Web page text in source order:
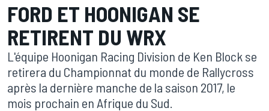
FORD ET HOONIGAN SE
RETIRENT DU WRX
L'équipe Hoonigan Racing Division de Ken Block se
retirera du Championnat du monde de Rallycross
après la dernière manche de la saison 2017, le
mois prochain en Afrique du Sud.